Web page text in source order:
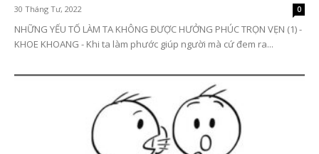
30 Tháng Tư, 2022 0
NHỮNG YẾU TỐ LÀM TA KHÔNG ĐƯỢC HƯỞNG PHÚC TRỌN VẸN (1) -
KHOE KHOANG - Khi ta làm phước giúp người mà cứ đem ra...